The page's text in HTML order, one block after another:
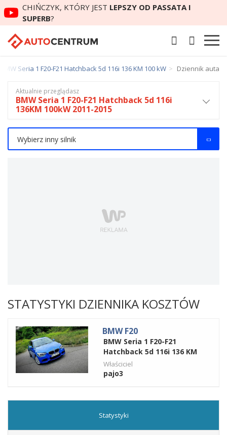
CHIŃCZYK, KTÓRY JEST LEPSZY OD PASSATA I
SUPERB?
Seria 1 F20-F21 Hatchback 5d 116i 136 KM 100 kW Dziennik auta
STATYSTYKI DZIENNIKA KOSZTÓW
BMW F20
BMW Seria 1 F20-F21
Hatchback 5d 116i 136 KM
Właściciel
pajo3
Statystyki
Aktualnie przeglądasz
BMW Seria 1 F20-F21 Hatchback 5d 116i
136KM 100kW 2011-2015
Wybierz inny silnik